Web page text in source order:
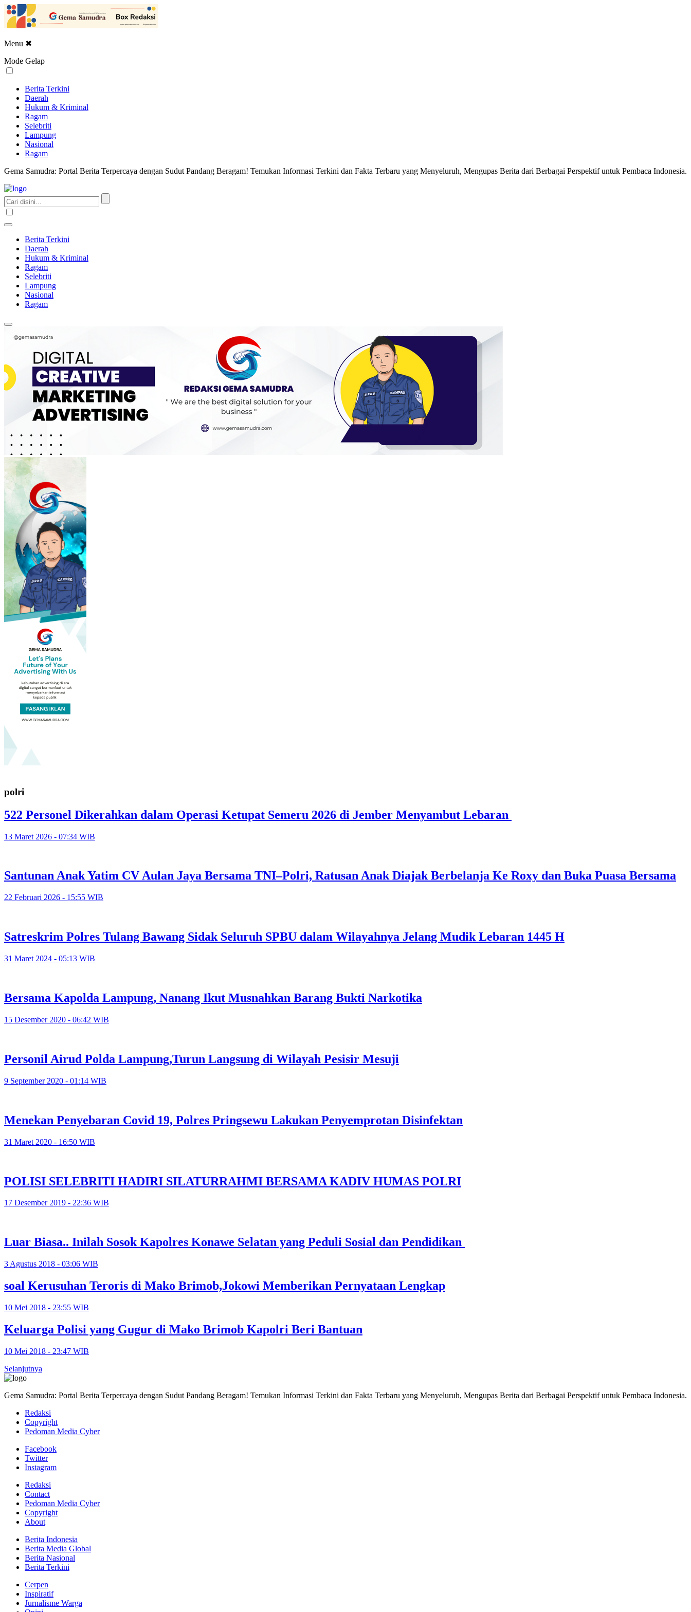
Menu ✖
Mode Gelap
Berita Terkini
Daerah
Hukum & Kriminal
Ragam
Selebriti
Lampung
Nasional
Ragam
Gema Samudra: Portal Berita Terpercaya dengan Sudut Pandang Beragam! Temukan Informasi Terkini dan Fakta Terbaru yang Menyeluruh, Mengupas Berita dari Berbagai Perspektif untuk Pembaca Indonesia.
Berita Terkini
Daerah
Hukum & Kriminal
Ragam
Selebriti
Lampung
Nasional
Ragam
polri
522 Personel Dikerahkan dalam Operasi Ketupat Semeru 2026 di Jember Menyambut Lebaran
13 Maret 2026 - 07:34 WIB
Santunan Anak Yatim CV Aulan Jaya Bersama TNI–Polri, Ratusan Anak Diajak Berbelanja Ke Roxy dan Buka Puasa Bersama
22 Februari 2026 - 15:55 WIB
Satreskrim Polres Tulang Bawang Sidak Seluruh SPBU dalam Wilayahnya Jelang Mudik Lebaran 1445 H
31 Maret 2024 - 05:13 WIB
Bersama Kapolda Lampung, Nanang Ikut Musnahkan Barang Bukti Narkotika
15 Desember 2020 - 06:42 WIB
Personil Airud Polda Lampung,Turun Langsung di Wilayah Pesisir Mesuji
9 September 2020 - 01:14 WIB
Menekan Penyebaran Covid 19, Polres Pringsewu Lakukan Penyemprotan Disinfektan
31 Maret 2020 - 16:50 WIB
POLISI SELEBRITI HADIRI SILATURRAHMI BERSAMA KADIV HUMAS POLRI
17 Desember 2019 - 22:36 WIB
Luar Biasa.. Inilah Sosok Kapolres Konawe Selatan yang Peduli Sosial dan Pendidikan
3 Agustus 2018 - 03:06 WIB
soal Kerusuhan Teroris di Mako Brimob,Jokowi Memberikan Pernyataan Lengkap
10 Mei 2018 - 23:55 WIB
Keluarga Polisi yang Gugur di Mako Brimob Kapolri Beri Bantuan
10 Mei 2018 - 23:47 WIB
Selanjutnya
Gema Samudra: Portal Berita Terpercaya dengan Sudut Pandang Beragam! Temukan Informasi Terkini dan Fakta Terbaru yang Menyeluruh, Mengupas Berita dari Berbagai Perspektif untuk Pembaca Indonesia.
Redaksi
Copyright
Pedoman Media Cyber
Facebook
Twitter
Instagram
Redaksi
Contact
Pedoman Media Cyber
Copyright
About
Berita Indonesia
Berita Media Global
Berita Nasional
Berita Terkini
Cerpen
Inspiratif
Jurnalisme Warga